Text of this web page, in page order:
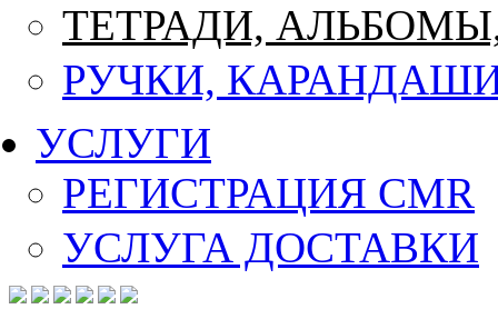
ТЕТРАДИ,
РУЧКИ,
УСЛУГИ
РЕГИСТРАЦИЯ CMR
УСЛУГА ДОСТАВКИ